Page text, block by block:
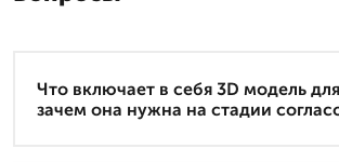
Что включает в себя 3D модель
зачем она нужна на стадии